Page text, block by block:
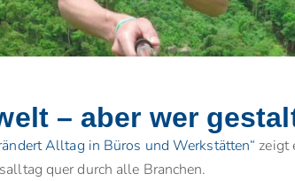
– aber wer
Alltag in Büros und Werkstätten“ zeigt
quer durch alle Branchen.